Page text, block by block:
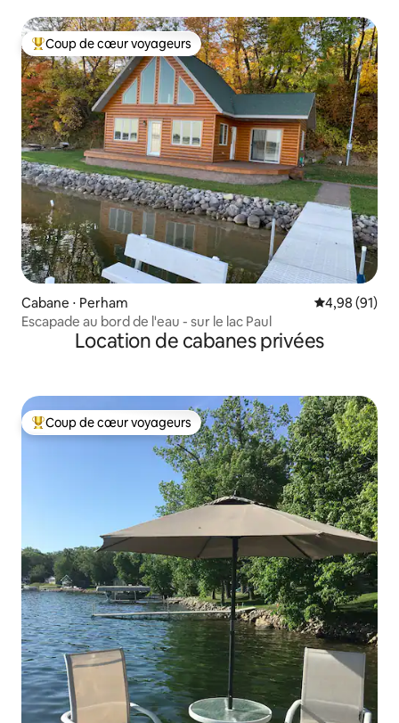
Coups de cœur voyageurs les plus appréciés
Coup de cœur voyageurs
Cabane ⋅ Perham Évaluation
4,98 (91)
Escapade au bord de l'eau - sur le lac Paul
Location de cabanes privées
Coups de cœur voyageurs les plus appréciés
Coup de cœur voyageurs